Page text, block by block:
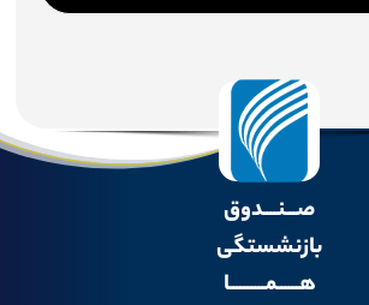
صـــنــــدوق
بازنشستگی
هــــــمــــــــــا